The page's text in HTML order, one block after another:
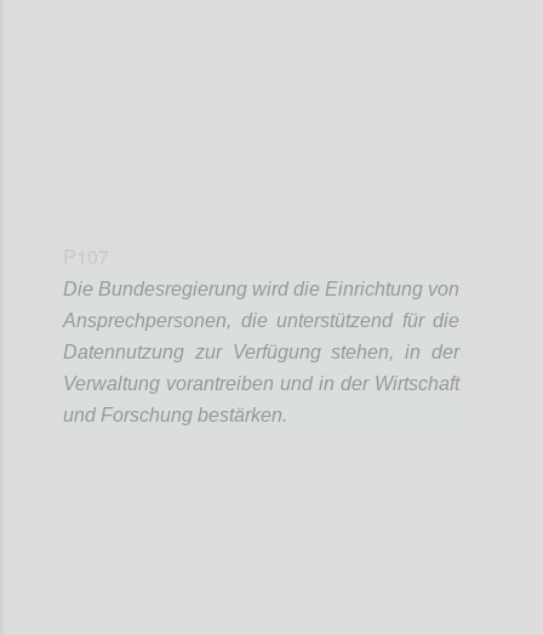
Die Bundesregierung wird die Einrichtung von
Ansprechpersonen, die unterstützend für die
Datennutzung zur Verfügung stehen, in der
Verwaltung vorantreiben und in der Wirtschaft
und Forschung bestärken.